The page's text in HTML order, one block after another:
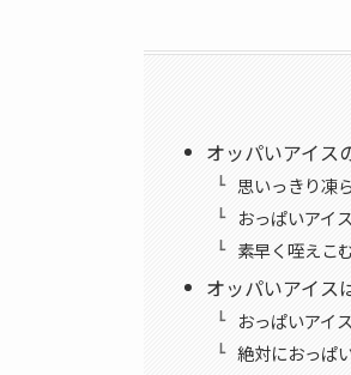
オッパいアイス
思いっきり凍
おっぱいアイ
素早く咥えこ
オッパいアイス
おっぱいアイ
絶対におっぱ